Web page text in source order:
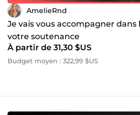
AmelieRnd
Je vais vous accompagner
votre soutenance
À partir de 31,30 $US
Budget moyen : 322,99 $US